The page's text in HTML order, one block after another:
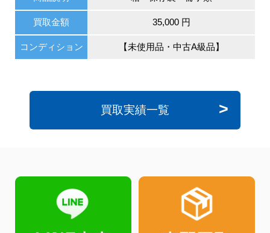
買取金額 35,000 円
コンディション 【未使用品・中古A級品】
買取実績一覧